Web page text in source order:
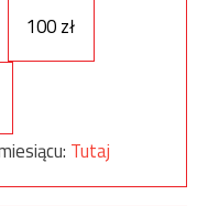
100 zł
Tutaj